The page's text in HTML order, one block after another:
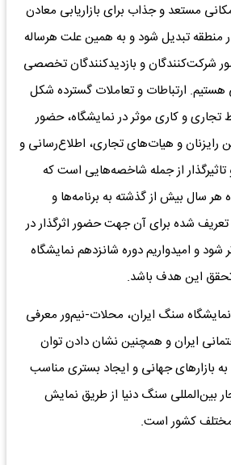
مستعد و جذاب برای بازاریابی معادن
منطقه تبدیل شود و به همین علت هرساله
شرکت‌کنندگان و بازدیدکنندگان تخصصی
هستیم. ارتباطات و تعاملات گسترده شکل
تجاری و کاری موثر در نمایشگاه، حضور
رایزنان و هیات‌های تجاری، اطلاع‌رسانی و
تاثیرگذار از جمله شاخصه‌هایی است که
هر سال بیش از گذشته به برنامه‌ها و
شده برای آن جهت حضور اثرگذار در
شود و امیدواریم دوره شانزدهم نمایشگاه
این هدف باشد.
سنگ ایران، محلات-نیم‌ور معرفی
ایران و همچنین نشان دادن توان
بازارهای جهانی و ایجاد بستری مناسب
بین‌المللی سنگ دنیا از طریق نمایش
کشور است.